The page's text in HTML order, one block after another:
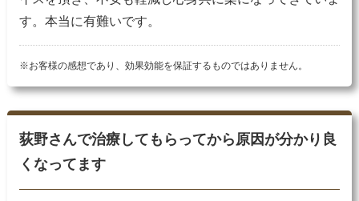
す。本当に有難いです。
※お客様の感想であり、効果効能を保証するものではありません。
荻野さんで治療してもらってから原因が分かり良
くなってます